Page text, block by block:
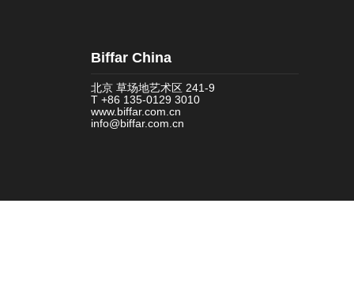
Biffar China
北京 草场地艺术区 241-9
T +86 135-0129 3010
www.biffar.com.cn
info@biffar.com.cn